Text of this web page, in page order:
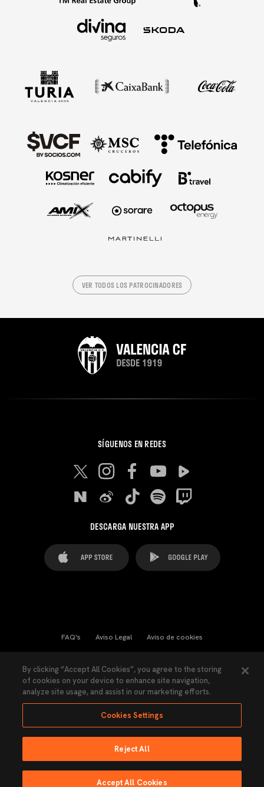
VER TODOS LOS PATROCINADORES
SÍGUENOS EN REDES
DESCARGA NUESTRA APP
FAQ's Aviso Legal Aviso de cookies
Ley Transparencia Política de Privacidad
Accesibilidad
Ninguna parte de esta página puede ser reproducida sin el permiso del Valencia
By clicking “Accept All Cookies”, you agree to the storing
of cookies on your device to enhance site navigation,
analyze site usage, and assist in our marketing efforts.
Cookies Settings
Reject All
Accept All Cookies